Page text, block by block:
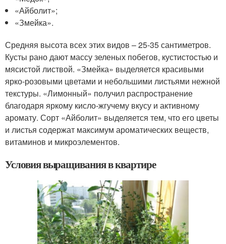
«Айболит»;
«Змейка».
Средняя высота всех этих видов – 25-35 сантиметров.
Кусты рано дают массу зеленых побегов, кустистостью и
мясистой листвой. «Змейка» выделяется красивыми
ярко-розовыми цветами и небольшими листьями нежной
текстуры. «Лимонный» получил распространение
благодаря яркому кисло-жгучему вкусу и активному
аромату. Сорт «Айболит» выделяется тем, что его цветы
и листья содержат максимум ароматических веществ,
витаминов и микроэлементов.
Условия выращивания в квартире